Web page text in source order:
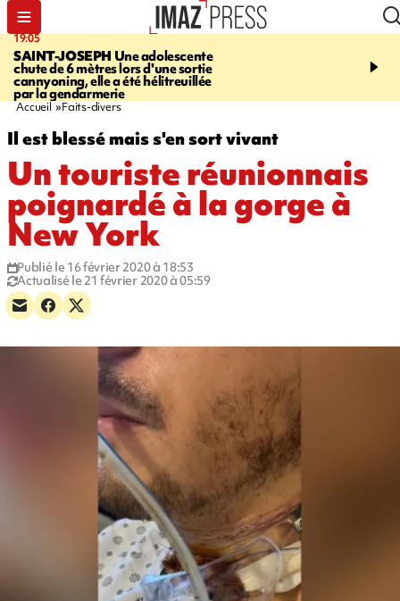
19:05
SAINT-JOSEPH Une adolescente
chute de 6 mètres lors d'une sortie
cannyoning, elle a été hélitreuillée
par la gendarmerie
20:44
rouée de coups,
Accueil Faits-divers
Il est blessé mais s'en sort vivant
Un touriste réunionnais
poignardé à la gorge à
New York
Publié le 16 février 2020 à 18:53
Actualisé le 21 février 2020 à 05:59